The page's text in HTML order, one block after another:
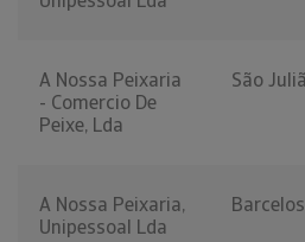
A Nossa Peixaria
- Comercio De
Peixe, Lda
São
A Nossa Peixaria,
Unipessoal Lda
Barcelos